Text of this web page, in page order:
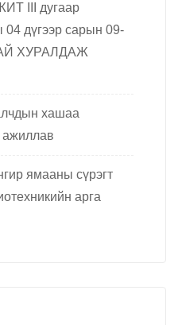
III дугаар
дүгээр сарын 09-
ХУРАЛДАЖ
хашаа
ажиллав
ямааны сүрэгт
арга